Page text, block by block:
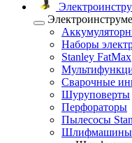
Наборы
Stanley FatMax
Сварочные
Шуруповерты
Перфораторы
Пылесосы
Шлифмашины